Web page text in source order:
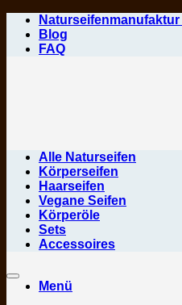
Zum
Inhalt
springen
Blog
FAQ
Menü
Alle Naturseifen
Körperseifen
Haarseifen
Vegane Seifen
Körperöle
Sets
Accessoires